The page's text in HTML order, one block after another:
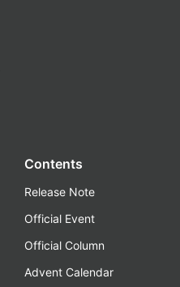
Contents
Release Note
Official Event
Official Column
Advent Calendar